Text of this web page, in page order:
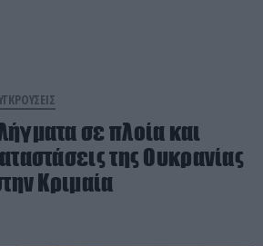
σε πλοία και
της Ουκρανίας
Κριμαία